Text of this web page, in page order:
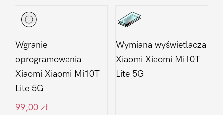
Wgranie
oprogramowania
Xiaomi Xiaomi Mi10T
Lite 5G
99,00 zł
Wymiana wyświetlacza
Xiaomi Xiaomi Mi10T
Lite 5G